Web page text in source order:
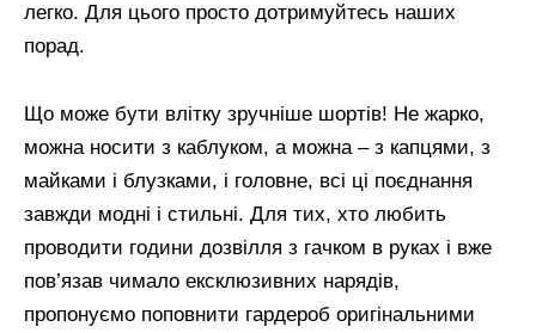
легко. Для цього просто дотримуйтесь наших
порад.
Що може бути влітку зручніше шортів! Не жарко,
можна носити з каблуком, а можна – з капцями, з
майками і блузками, і головне, всі ці поєднання
завжди модні і стильні. Для тих, хто любить
проводити години дозвілля з гачком в руках і вже
пов’язав чимало ексклюзивних нарядів,
пропонуємо поповнити гардероб оригінальними